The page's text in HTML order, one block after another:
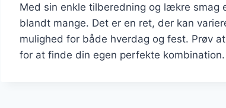
Med sin enkle tilberedning og lækre smag
blandt mange. Det er en ret, der kan
mulighed for både hverdag og fest. Prøv
for at finde din egen perfekte kombination.